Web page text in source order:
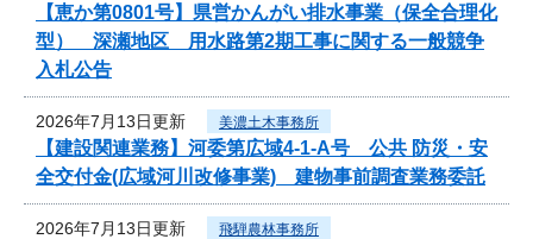
【恵か第0801号】県営かんがい排水事業（保全合理化
型） 深瀬地区 用水路第2期工事に関する一般競争
入札公告
2026年7月13日更新 美濃土木事務所
【建設関連業務】河委第広域4-1-A号 公共 防災・安
全交付金(広域河川改修事業) 建物事前調査業務委託
2026年7月13日更新 飛騨農林事務所